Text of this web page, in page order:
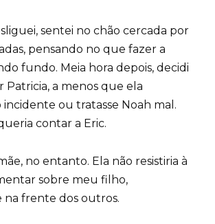
sentei no chão cercada por
pensando no que fazer a
fundo. Meia hora depois, decidi
Patricia, a menos que ela
incidente ou tratasse Noah mal.
contar a Eric.
no entanto. Ela não resistiria à
sobre meu filho,
na frente dos outros.